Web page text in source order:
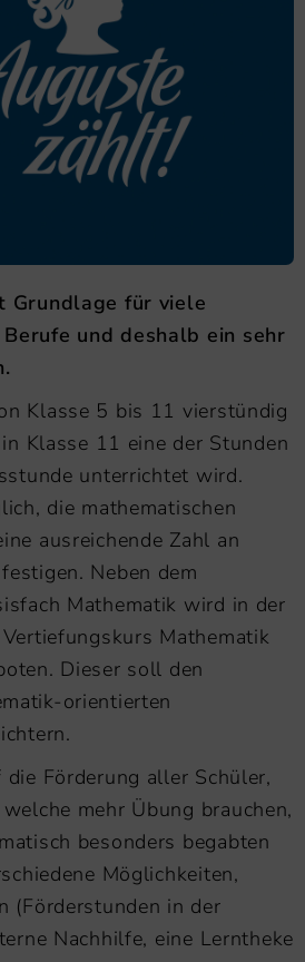
Grundlage für viele
und deshalb ein sehr
Klasse 5 bis 11 vierstündig
Klasse 11 eine der Stunden
unterrichtet wird.
die mathematischen
ausreichende Zahl an
Neben dem
Mathematik wird in der
Mathematik
Dieser soll den
orientierten
Förderung aller Schüler,
mehr Übung brauchen,
besonders begabten
Möglichkeiten,
(Förderstunden in der
Nachhilfe, eine Lerntheke